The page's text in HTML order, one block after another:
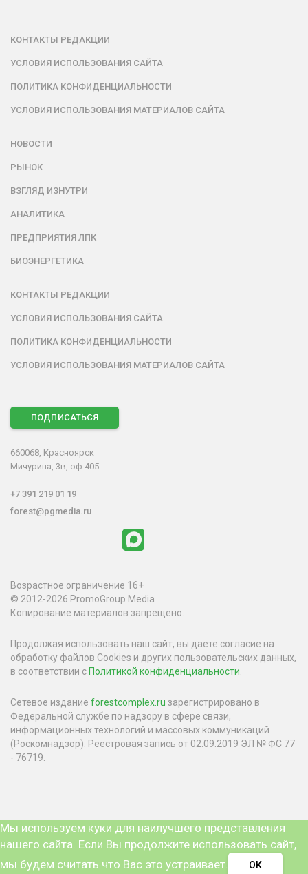
КОНТАКТЫ РЕДАКЦИИ
УСЛОВИЯ ИСПОЛЬЗОВАНИЯ САЙТА
ПОЛИТИКА КОНФИДЕНЦИАЛЬНОСТИ
УСЛОВИЯ ИСПОЛЬЗОВАНИЯ МАТЕРИАЛОВ САЙТА
НОВОСТИ
РЫНОК
ВЗГЛЯД ИЗНУТРИ
АНАЛИТИКА
ПРЕДПРИЯТИЯ ЛПК
БИОЭНЕРГЕТИКА
КОНТАКТЫ РЕДАКЦИИ
УСЛОВИЯ ИСПОЛЬЗОВАНИЯ САЙТА
ПОЛИТИКА КОНФИДЕНЦИАЛЬНОСТИ
УСЛОВИЯ ИСПОЛЬЗОВАНИЯ МАТЕРИАЛОВ САЙТА
ПОДПИСАТЬСЯ
660068, Красноярск
Мичурина, 3в, оф.405
+7 391 219 01 19
forest@pgmedia.ru
Возрастное ограничение 16+
© 2012-2026 PromoGroup Media
Копирование материалов запрещено.
Продолжая использовать наш сайт, вы даете согласие на
обработку файлов Cookies и других пользовательских данных,
в соответствии сПолитикой конфиденциальности
Сетевое издание forestcomplex.ru зарегистрировано в
Федеральной службе по надзору в сфере связи,
информационных технологий и массовых коммуникаций
(Роскомнадзор). Реестровая запись от 02.09.2019 ЭЛ № ФС 77
- 76719.
Мы используем куки для наилучшего представления
нашего сайта. Если Вы продолжите использовать сайт,
мы будем считать что Вас это устраивает.
ОК